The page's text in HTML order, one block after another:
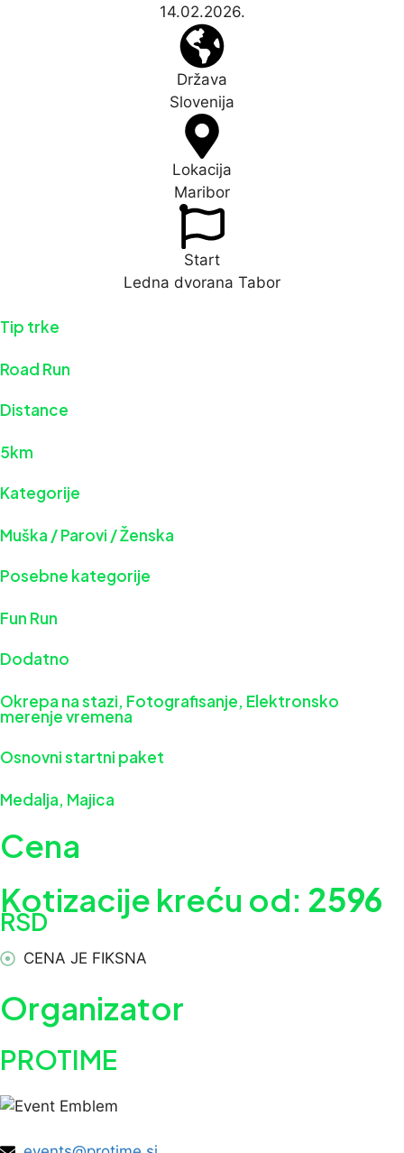
14.02.2026.
Država
Slovenija
Lokacija
Maribor
Start
Ledna dvorana Tabor
Tip trke
Road Run
Distance
5km
Kategorije
Muška /Parovi /Ženska
Posebne kategorije
Fun Run
Dodatno
Okrepa na stazi, Fotografisanje, Elektronsko
merenje vremena
Osnovni startni paket
Medalja, Majica
Cena
Kotizacije kreću od: 2596
RSD
CENA JE FIKSNA
Organizator
PROTIME